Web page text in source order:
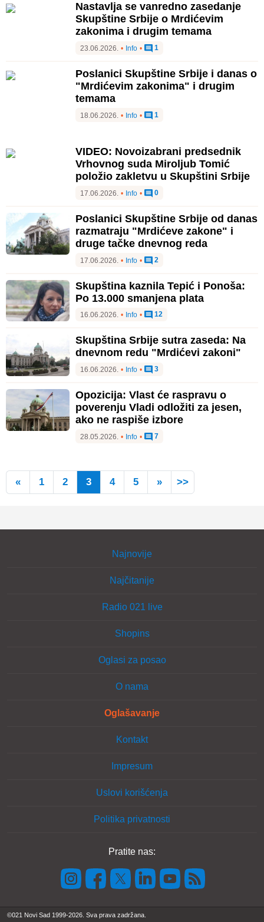
Nastavlja se vanredno zasedanje
Skupštine Srbije o Mrdićevim
zakonima i drugim temama
23.06.2026. • Info • 1
Poslanici Skupštine Srbije i danas o
"Mrdićevim zakonima" i drugim
temama
18.06.2026. • Info • 1
VIDEO: Novoizabrani predsednik
Vrhovnog suda Miroljub Tomić
položio zakletvu u Skupštini Srbije
17.06.2026. • Info • 0
Poslanici Skupštine Srbije od danas
razmatraju "Mrdićeve zakone" i
druge tačke dnevnog reda
17.06.2026. • Info • 2
Skupština kaznila Tepić i Ponoša:
Po 13.000 smanjena plata
16.06.2026. • Info • 12
Skupština Srbije sutra zaseda: Na
dnevnom redu "Mrdićevi zakoni"
16.06.2026. • Info • 3
Opozicija: Vlast će raspravu o
poverenju Vladi odložiti za jesen,
ako ne raspiše izbore
28.05.2026. • Info • 7
« 1 2 3 4 5 » >>
Najnovije
Najčitanije
Radio 021 live
Shopins
Oglasi za posao
O nama
Oglašavanje
Kontakt
Impresum
Uslovi korišćenja
Politika privatnosti
Pratite nas:
©021 Novi Sad 1999-2026. Sva prava zadržana.